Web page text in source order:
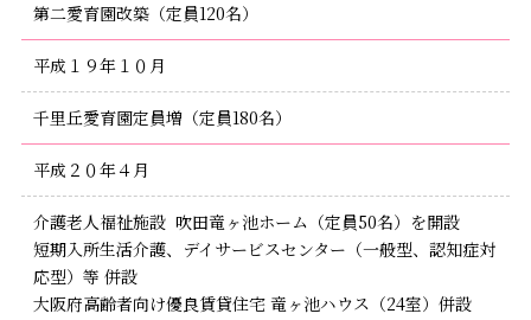
第二愛育園改築（定員120名）
平成１９年１０月
千里丘愛育園定員増（定員180名）
平成２０年４月
介護老人福祉施設 吹田竜ヶ池ホーム（定員50名）を開設
短期入所生活介護、デイサービスセンター（一般型、認知症対
応型）等 併設
大阪府高齢者向け優良賃貸住宅 竜ヶ池ハウス（24室）併設